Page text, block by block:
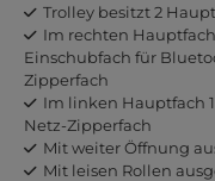
Trolley besitzt 2
Im rechten Hauptfach
Einschubfach für
Zipperfach
Im linken Hauptfach
Netz-Zipperfach
Mit weiter Öffnung
Mit leisen Rollen